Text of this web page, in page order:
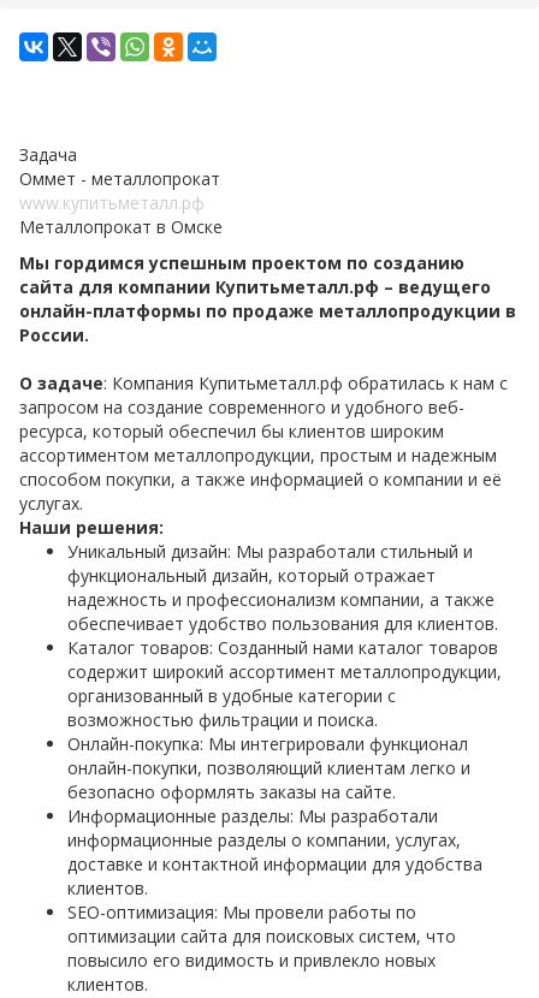
Задача
Оммет - металлопрокат
www.купитьметалл.рф
Металлопрокат в Омске
Мы гордимся успешным проектом по созданию
сайта для компании Купитьметалл.рф – ведущего
онлайн-платформы по продаже металлопродукции в
России.
О задаче: Компания Купитьметалл.рф обратилась к нам с
запросом на создание современного и удобного веб-
ресурса, который обеспечил бы клиентов широким
ассортиментом металлопродукции, простым и надежным
способом покупки, а также информацией о компании и её
услугах.
Наши решения:
Уникальный дизайн: Мы разработали стильный и
функциональный дизайн, который отражает
надежность и профессионализм компании, а также
обеспечивает удобство пользования для клиентов.
Каталог товаров: Созданный нами каталог товаров
содержит широкий ассортимент металлопродукции,
организованный в удобные категории с
возможностью фильтрации и поиска.
Онлайн-покупка: Мы интегрировали функционал
онлайн-покупки, позволяющий клиентам легко и
безопасно оформлять заказы на сайте.
Информационные разделы: Мы разработали
информационные разделы о компании, услугах,
доставке и контактной информации для удобства
клиентов.
SEO-оптимизация: Мы провели работы по
оптимизации сайта для поисковых систем, что
повысило его видимость и привлекло новых
клиентов.